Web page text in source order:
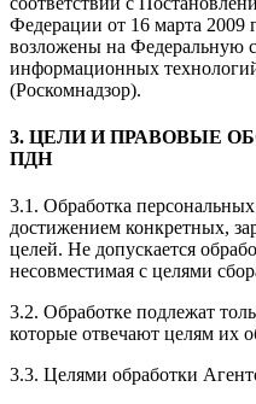
Федерации от 16 марта
возложены на Федеральную
информационных
(Роскомнадзор).
3. ЦЕЛИ И ПРАВОВЫЕ
ПДН
3.1. Обработка
достижением конкретных,
целей. Не допускается
несовместимая с целями
3.2. Обработке подлежат
которые отвечают целям их
3.3. Целями обработки